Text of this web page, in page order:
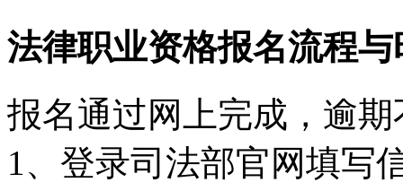
法律职业资格报名流程
报名通过网上完成，逾期
1、登录司法部官网填写